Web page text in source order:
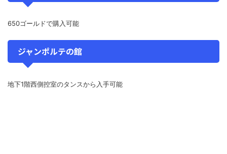
650ゴールドで購入可能
ジャンポルテの館
地下1階西側控室のタンスから入手可能